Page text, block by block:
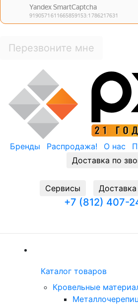
Перезвоните мне
Бренды Распродажа! О нас
Доставка по
Cервисы
+7 (812) 407-
Каталог товаров
Кровельные